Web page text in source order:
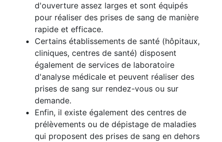
d'ouverture assez larges et sont équipés
pour réaliser des prises de sang de manière
rapide et efficace.
Certains établissements de santé (hôpitaux,
cliniques, centres de santé) disposent
également de services de laboratoire
d'analyse médicale et peuvent réaliser des
prises de sang sur rendez-vous ou sur
demande.
Enfin, il existe également des centres de
prélèvements ou de dépistage de maladies
qui proposent des prises de sang en dehors